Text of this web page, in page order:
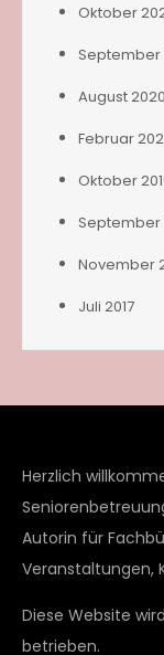
Oktober
September
August 2020
Februar
Oktober
September
November
Juli 2017
Herzlich
Autorin für
Veranstaltungen,
Diese Website
betrieben.